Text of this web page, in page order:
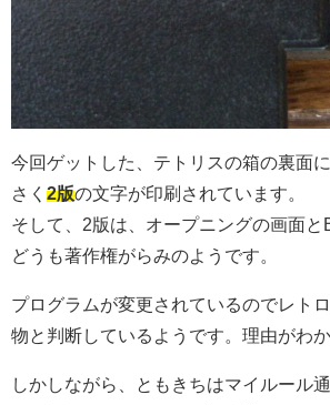
今回ゲットした、テトリスの箱の裏面
さく 2版の文字が印刷されています。
そして、2版は、オープニングの画面と
どうも著作権がらみのようです。
プログラムが変更されているのでレト
物と判断しているようです。理由がわ
しかしながら、ともきちはマイルール